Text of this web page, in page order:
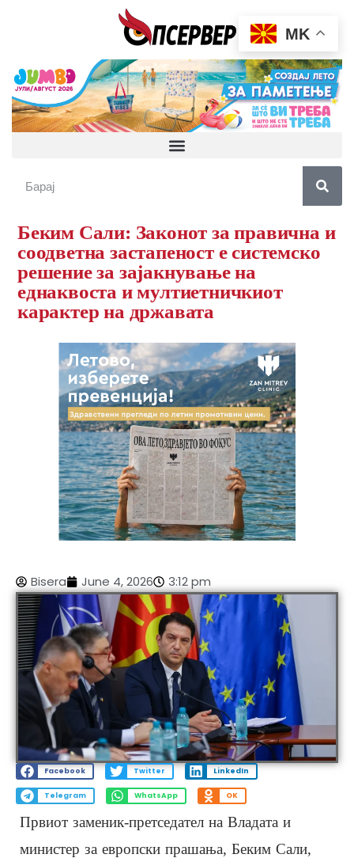
Беким Сали: Законот за правична и
соодветна застапеност е системско
решение за зајакнување на
еднаквоста и мултиетничкиот
карактер на државата
Bisera June 4, 2026 3:12 pm
Facebook Twitter LinkedIn
Telegram WhatsApp OK
Првиот заменик-претседател на Владата и
министер за европски прашања, Беким Сали,
MK